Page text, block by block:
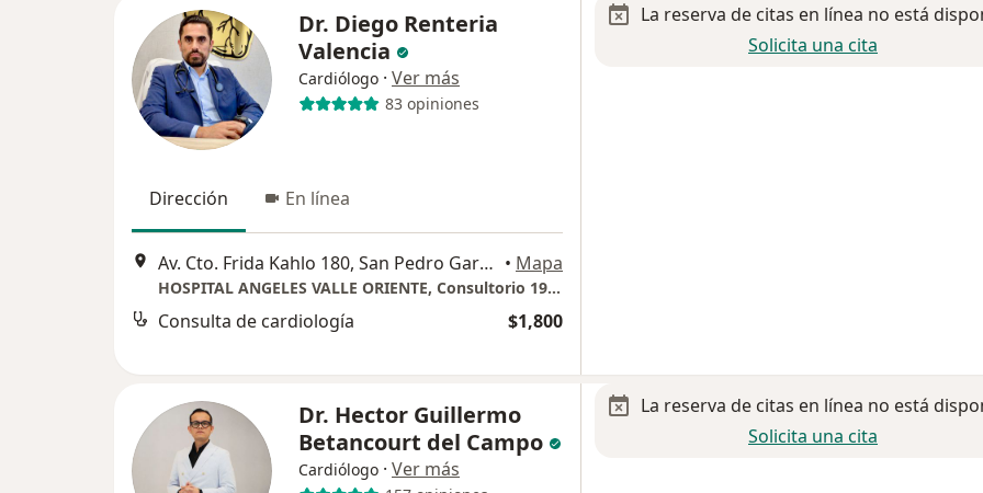
Dr. Diego Renteria
Valencia
Cardiólogo · Ver más
83 opiniones
Dirección En línea
Av. Cto. Frida Kahlo 180, San Pedro Garza Garcia • Mapa
HOSPITAL ANGELES VALLE ORIENTE, Consultorio 1901
Consulta de cardiología $1,800
La reserva de citas en línea no está
Solicita una cita
Dr. Hector Guillermo
Betancourt del Campo
Cardiólogo · Ver más
La reserva de citas en línea no está
Solicita una cita